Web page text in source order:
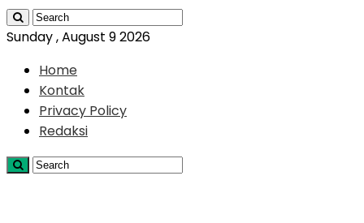
Sunday , August 9 2026
Home
Kontak
Privacy Policy
Redaksi